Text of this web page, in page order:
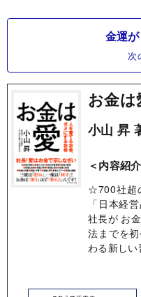
金運
次
お金は
小山 昇
＜内容紹
☆700社超
「日本経
社長が お
法までを
わる新しい